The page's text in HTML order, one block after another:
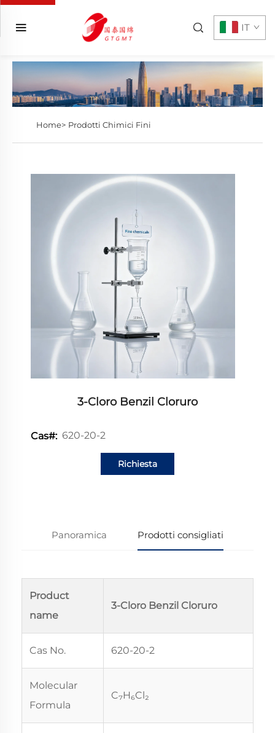
IT
Home> Prodotti Chimici Fini
3-Cloro Benzil Cloruro
Cas#: 620-20-2
Richiesta
Panoramica Prodotti consigliati
Product
name
3-Cloro Benzil Cloruro
Cas No. 620-20-2
Molecular
Formula
C₇H₆Cl₂